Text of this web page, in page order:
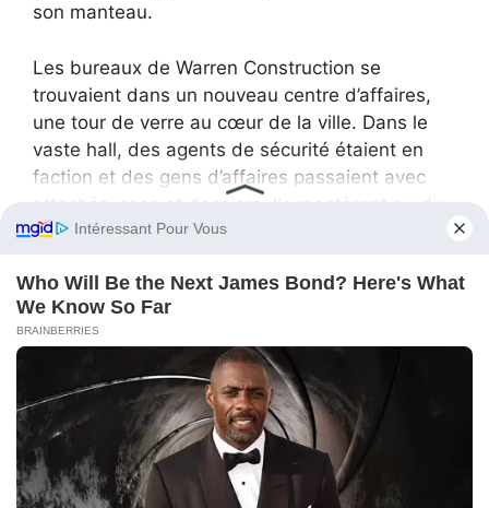
son manteau.
Les bureaux de Warren Construction se
trouvaient dans un nouveau centre d’affaires,
une tour de verre au cœur de la ville. Dans le
vaste hall, des agents de sécurité étaient en
faction et des gens d’affaires passaient avec
septième étage et débouchèrent dans une
assise.
« Nous devons voir M. Andrew Warren », dit
Anna. « Pour une affaire personnelle. Dites-lui
qu’Anna Carter du collège de Brookfield est là. »
La secrétaire haussa un sourcil mais décrocha.
Elle écouta la réponse et raccrocha. « Veuillez